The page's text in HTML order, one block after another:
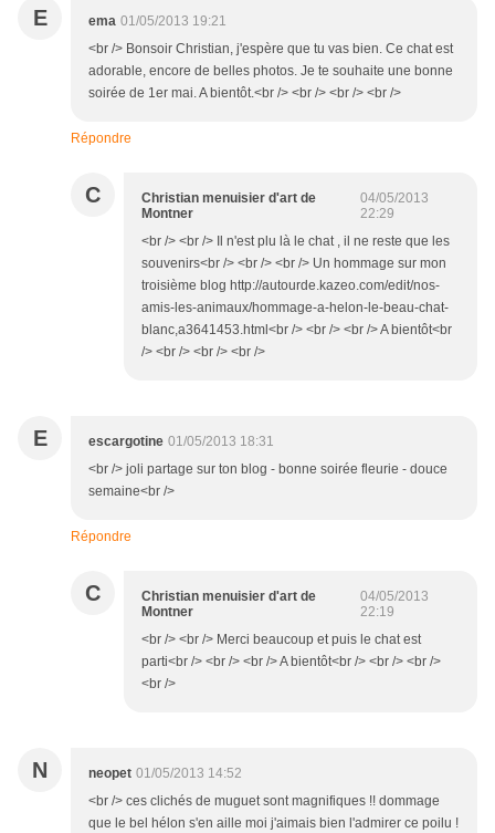
E ema 01/05/2013 19:21
<br /> Bonsoir Christian, j'espère que tu vas bien. Ce chat est
adorable, encore de belles photos. Je te souhaite une bonne
soirée de 1er mai. A bientôt.<br /> <br /> <br /> <br />
Répondre
C
Christian menuisier d'art de
Montner
04/05/2013
22:29
<br /> <br /> Il n'est plu là le chat , il ne reste que les
souvenirs<br /> <br /> <br /> Un hommage sur mon
troisième blog http://autourde.kazeo.com/edit/nos-
amis-les-animaux/hommage-a-helon-le-beau-chat-
blanc,a3641453.html<br /> <br /> <br /> A bientôt<br
/> <br /> <br /> <br />
E escargotine 01/05/2013 18:31
<br /> joli partage sur ton blog - bonne soirée fleurie - douce
semaine<br />
Répondre
C
Christian menuisier d'art de
Montner
04/05/2013
22:19
<br /> <br /> Merci beaucoup et puis le chat est
parti<br /> <br /> <br /> A bientôt<br /> <br /> <br />
<br />
N neopet 01/05/2013 14:52
<br /> ces clichés de muguet sont magnifiques !! dommage
que le bel hélon s'en aille moi j'aimais bien l'admirer ce poilu !